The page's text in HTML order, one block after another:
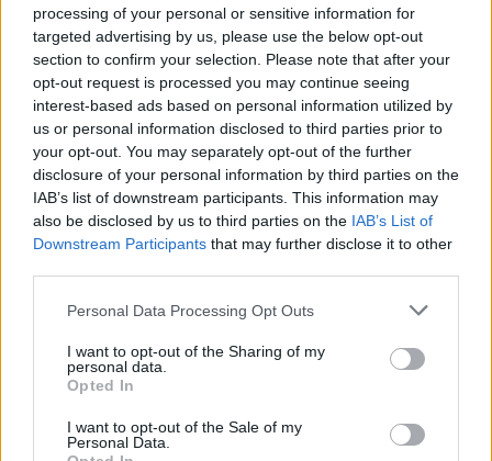
processing of your personal or sensitive information for
targeted advertising by us, please use the below opt-out
section to confirm your selection. Please note that after your
opt-out request is processed you may continue seeing
interest-based ads based on personal information utilized by
us or personal information disclosed to third parties prior to
your opt-out. You may separately opt-out of the further
disclosure of your personal information by third parties on the
IAB’s list of downstream participants. This information may
also be disclosed by us to third parties on the IAB’s List of
Downstream Participants that may further disclose it to other
Please note that this website/app uses one or more Google
not limited to your visit or usage behaviour. You may click to
grant or deny consent to Google and its third-party tags to
use your data for below specified purposes in below Google
consent section.
Personal Data Processing Opt Outs
I want to opt-out of the Sharing of my
personal data.
Opted In
I want to opt-out of the Sale of my
Personal Data.
Az év versei 2010-2015 kötetekben szereplő bármely vers
megzenésítésével. A felvételeket akusztikus verzióban
kérju?k beku?ldeni. Egy pályázó maximum 3 művel
pályázhat.
A kötetek megvásárolhatók a nagyobb könyváruházakban, a
Magyar Napló Könyvesboltban (1085 Budapest, József krt.
www.magyarnaplo.hu/shop oldalon (az ár tartalmazza a
postázás költségeit), illetve letölthetők ugyanerről az
oldalról PDF formátumban. A beérkezett hanganyagok
a zsűri személyesen is meghallgatja 2016. április 3-án.